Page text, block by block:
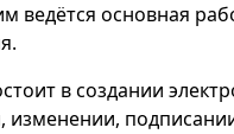
ведётся основная
в создании
изменении,